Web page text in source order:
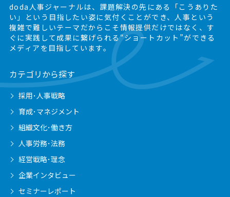
doda人事ジャーナルは、課題解決の先にある
「こうありた
い」という目指したい姿に気付くことができ、人事という
複雑で難しいテーマだからこそ情報提供だけではなく、 す
ぐに実践して成果に繋げられる“ショートカット”ができる
メディアを目指しています。
カテゴリから探す
採用･人事戦略
育成･マネジメント
組織文化･働き方
人事労務･法務
経営戦略･理念
企業インタビュー
セミナーレポート